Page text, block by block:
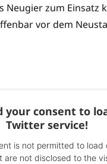
Neugier zum
vor dem
your consent to
Twitter service!
is not permitted to load
are not disclosed to the